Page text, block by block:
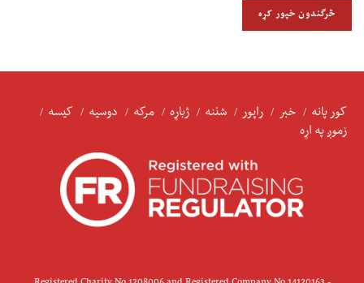
کور پانه خبر راپور شننه ژباړه مرکه دوسیه
کیسه
زموږ په اړه